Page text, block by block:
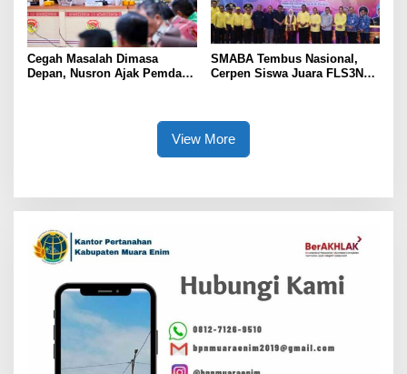
Cegah Masalah Dimasa
Depan, Nusron Ajak Pemda
SMABA Tembus Nasional,
Cerpen Siswa Juara FLS3N
View More